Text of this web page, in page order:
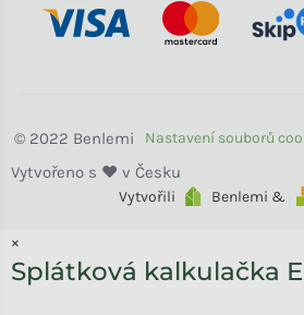
Vytvořili Benlemi &
Benlemi
×
Splátková kalkulačka